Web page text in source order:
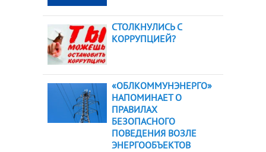
СТОЛКНУЛИСЬ С
КОРРУПЦИЕЙ?
«ОБЛКОММУНЭНЕРГО»
НАПОМИНАЕТ О
ПРАВИЛАХ
БЕЗОПАСНОГО
ПОВЕДЕНИЯ ВОЗЛЕ
ЭНЕРГООБЪЕКТОВ